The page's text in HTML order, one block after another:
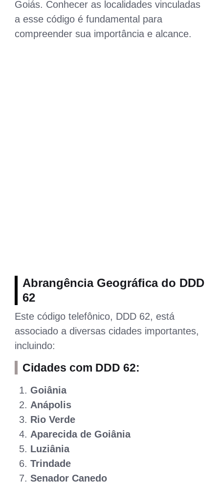
Goiás. Conhecer as localidades vinculadas
a esse código é fundamental para
compreender sua importância e alcance.
Abrangência Geográfica do DDD
62
Este código telefônico, DDD 62, está
associado a diversas cidades importantes,
incluindo:
Cidades com DDD 62:
Goiânia
Anápolis
Rio Verde
Aparecida de Goiânia
Luziânia
Trindade
Senador Canedo